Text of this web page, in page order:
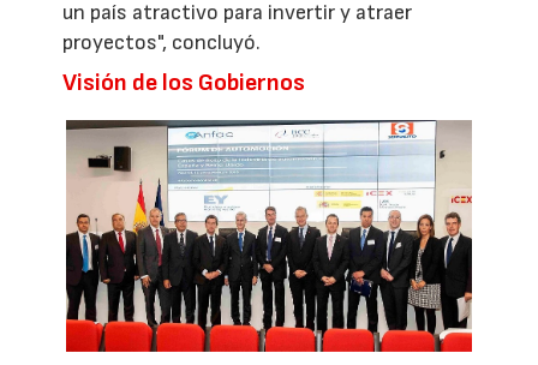
un país atractivo para invertir y atraer
proyectos", concluyó.
Visión de los Gobiernos